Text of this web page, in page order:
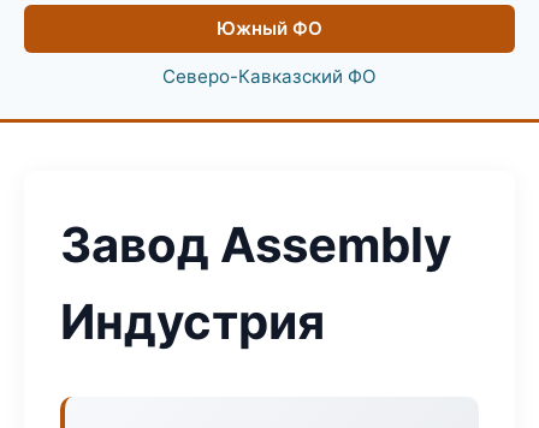
Южный ФО
Северо-Кавказский ФО
Завод Assembly
Индустрия